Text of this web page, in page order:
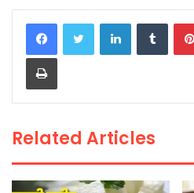
c
e
b
o
k
itt
er
a
ts
p
ai p
n
LinkedIn
Print
Related Articles